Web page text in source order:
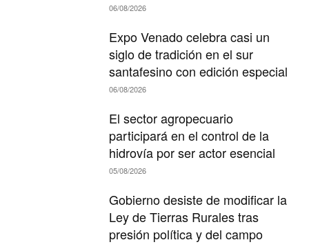
06/08/2026
Expo Venado celebra casi un
siglo de tradición en el sur
santafesino con edición especial
06/08/2026
El sector agropecuario
participará en el control de la
hidrovía por ser actor esencial
05/08/2026
Gobierno desiste de modificar la
Ley de Tierras Rurales tras
presión política y del campo